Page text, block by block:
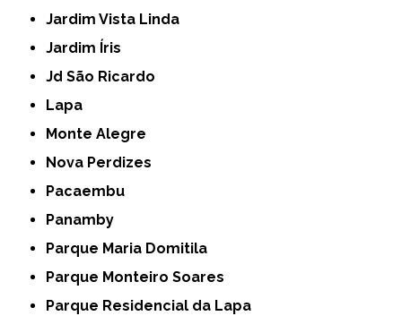
Jardim Vista Linda
Jardim Íris
Jd São Ricardo
Lapa
Monte Alegre
Nova Perdizes
Pacaembu
Panamby
Parque Maria Domitila
Parque Monteiro Soares
Parque Residencial da Lapa